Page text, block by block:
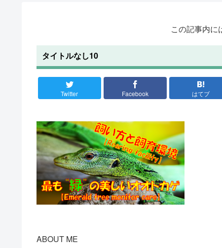
この記事内に
タイトルなし10
Twitter Facebook はてブ
ABOUT ME